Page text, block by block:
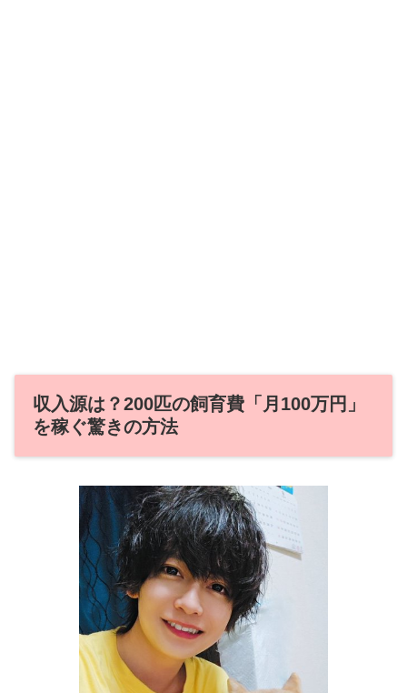
収入源は？200匹の飼育費「月100万円」
を稼ぐ驚きの方法